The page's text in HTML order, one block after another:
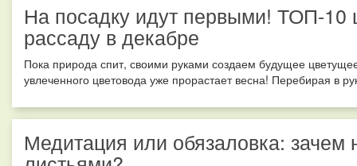
На посадку идут первыми! ТОП-10
рассаду в декабре
Пока природа спит, своими руками создаем будущее
увлеченного цветовода уже прорастает весна! Перебирая в
Медитация или обязаловка: зачем